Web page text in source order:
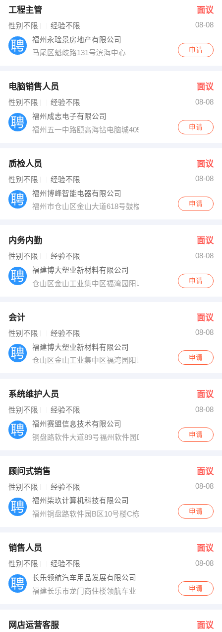
工程主管 面议
性别不限 经验不限
08-08
福州永琻景房地产有限公司
马尾区魁歧路131号滨海中心
申请
电脑销售人员 面议
性别不限 经验不限
08-08
福州成志电子有限公司
福州五一中路颐高海钻电脑城4053
申请
质检人员 面议
性别不限 经验不限
08-08
福州博峰智能电器有限公司
福州市仓山区金山大道618号鼓楼园13座
申请
内务内勤 面议
性别不限 经验不限
08-08
福建博大塑业新材料有限公司
仓山区金山工业集中区福湾园阳岐路65号
申请
会计 面议
性别不限 经验不限
08-08
福建博大塑业新材料有限公司
仓山区金山工业集中区福湾园阳岐路65号
申请
系统维护人员 面议
性别不限 经验不限
08-08
福州赛盟信息技术有限公司
铜盘路软件大道89号福州软件园D区1号楼306
申请
顾问式销售 面议
性别不限 经验不限
08-08
福州柒玖计算机科技有限公司
福州铜盘路软件园B区10号楼C栋一层
申请
销售人员 面议
性别不限 经验不限
08-08
长乐领航汽车用品发展有限公司
福建长乐市龙门商住楼领航车业
申请
网店运营客服 面议